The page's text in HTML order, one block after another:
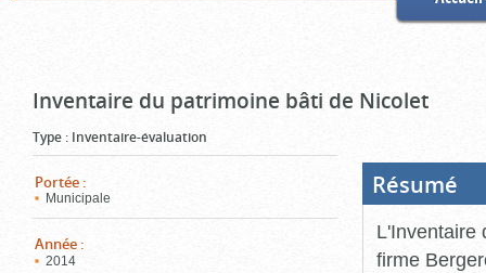
Inventaire du patrimoine bâti de Nicolet
Type : Inventaire-évaluation
Portée :
Municipale
Année :
2014
Résumé
L'Inventaire
firme